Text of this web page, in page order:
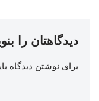
دیدگاهتان را
برای نوشتن دیدگاه